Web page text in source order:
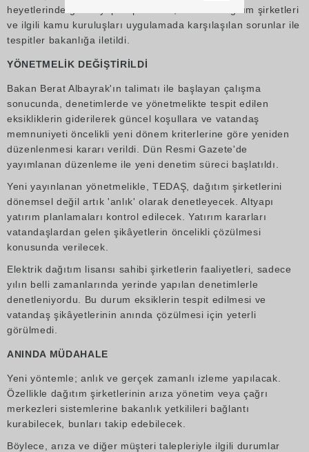
heyetlerinde görev yapan personel, elektrik dağıtım şirketleri
ve ilgili kamu kuruluşları uygulamada karşılaşılan sorunlar ile
tespitler bakanlığa iletildi.
YÖNETMELİK DEĞİŞTİRİLDİ
Bakan Berat Albayrak'ın talimatı ile başlayan çalışma
sonucunda, denetimlerde ve yönetmelikte tespit edilen
eksikliklerin giderilerek güncel koşullara ve vatandaş
memnuniyeti öncelikli yeni dönem kriterlerine göre yeniden
düzenlenmesi kararı verildi. Dün Resmi Gazete'de
yayımlanan düzenleme ile yeni denetim süreci başlatıldı.
Yeni yayınlanan yönetmelikle, TEDAŞ, dağıtım şirketlerini
dönemsel değil artık 'anlık' olarak denetleyecek. Altyapı
yatırım planlamaları kontrol edilecek. Yatırım kararları
vatandaşlardan gelen şikâyetlerin öncelikli çözülmesi
konusunda verilecek.
Elektrik dağıtım lisansı sahibi şirketlerin faaliyetleri, sadece
yılın belli zamanlarında yerinde yapılan denetimlerle
denetleniyordu. Bu durum eksiklerin tespit edilmesi ve
vatandaş şikâyetlerinin anında çözülmesi için yeterli
görülmedi.
ANINDA MÜDAHALE
Yeni yöntemle; anlık ve gerçek zamanlı izleme yapılacak.
Özellikle dağıtım şirketlerinin arıza yönetim veya çağrı
merkezleri sistemlerine bakanlık yetkilileri bağlantı
kurabilecek, bunları takip edebilecek.
Böylece, arıza ve diğer müşteri talepleriyle ilgili durumlar